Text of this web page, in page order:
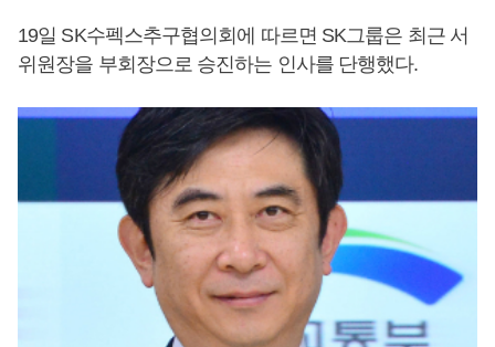
19일 SK수펙스추구협의회에 따르면 SK그룹은 최근 서
위원장을 부회장으로 승진하는 인사를 단행했다.